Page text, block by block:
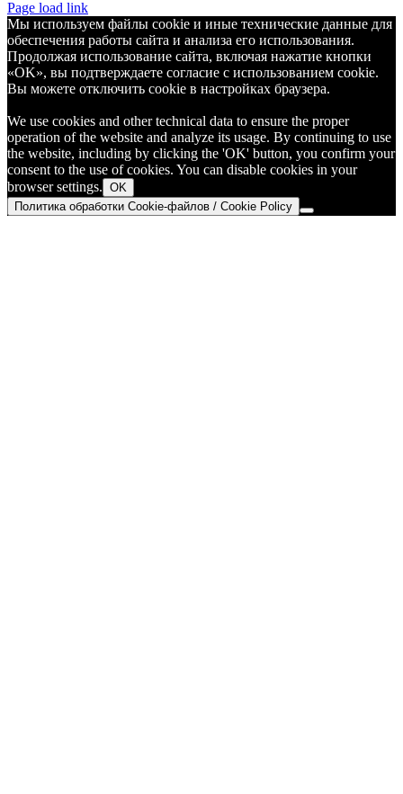
Telegram
Page load link
Мы используем файлы cookie и иные технические данные для
обеспечения работы сайта и анализа его использования.
Продолжая использование сайта, включая нажатие кнопки
«OK», вы подтверждаете согласие с использованием cookie.
Вы можете отключить cookie в настройках браузера.
We use cookies and other technical data to ensure the proper
operation of the website and analyze its usage. By continuing to use
the website, including by clicking the 'OK' button, you confirm your
consent to the use of cookies. You can disable cookies in your
browser settings. OK
Политика обработки Cookie-файлов / Cookie Policy